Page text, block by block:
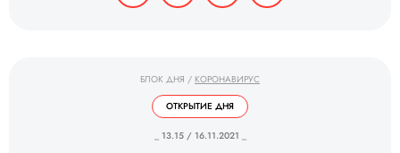
БЛОК ДНЯ / КОРОНАВИРУС
ОТКРЫТИЕ ДНЯ
_ 13.15 / 16.11.2021 _